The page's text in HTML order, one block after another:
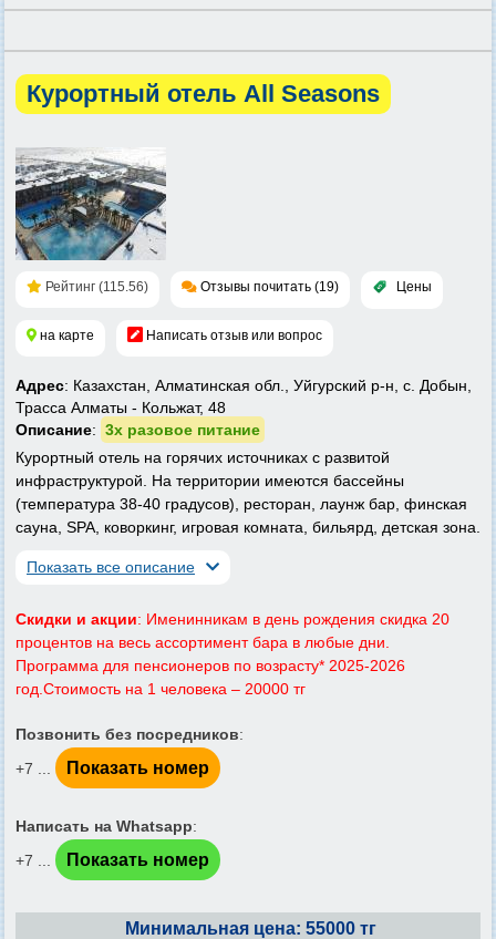
Курортный отель All Seasons
Рейтинг (115.56) Отзывы почитать (19) Цены
на карте Написать отзыв или вопрос
Адрес: Казахстан, Алматинская обл., Уйгурский р-н, с. Добын,
Трасса Алматы - Кольжат, 48
Описание: 3х разовое питание
Курортный отель на горячих источниках с развитой
инфраструктурой. На территории имеются бассейны
(температура 38-40 градусов), ресторан, лаунж бар, финская
сауна, SPA, коворкинг, игровая комната, бильярд, детская зона.
Показать все описание
Скидки и акции: Именинникам в день рождения скидка 20
процентов на весь ассортимент бара в любые дни.
Программа для пенсионеров по возрасту* 2025-2026
год.Стоимость на 1 человека – 20000 тг
Позвонить без посредников:
+7 ...
Показать номер
Написать на Whatsapp:
+7 ...
Показать номер
Минимальная цена: 55000 тг